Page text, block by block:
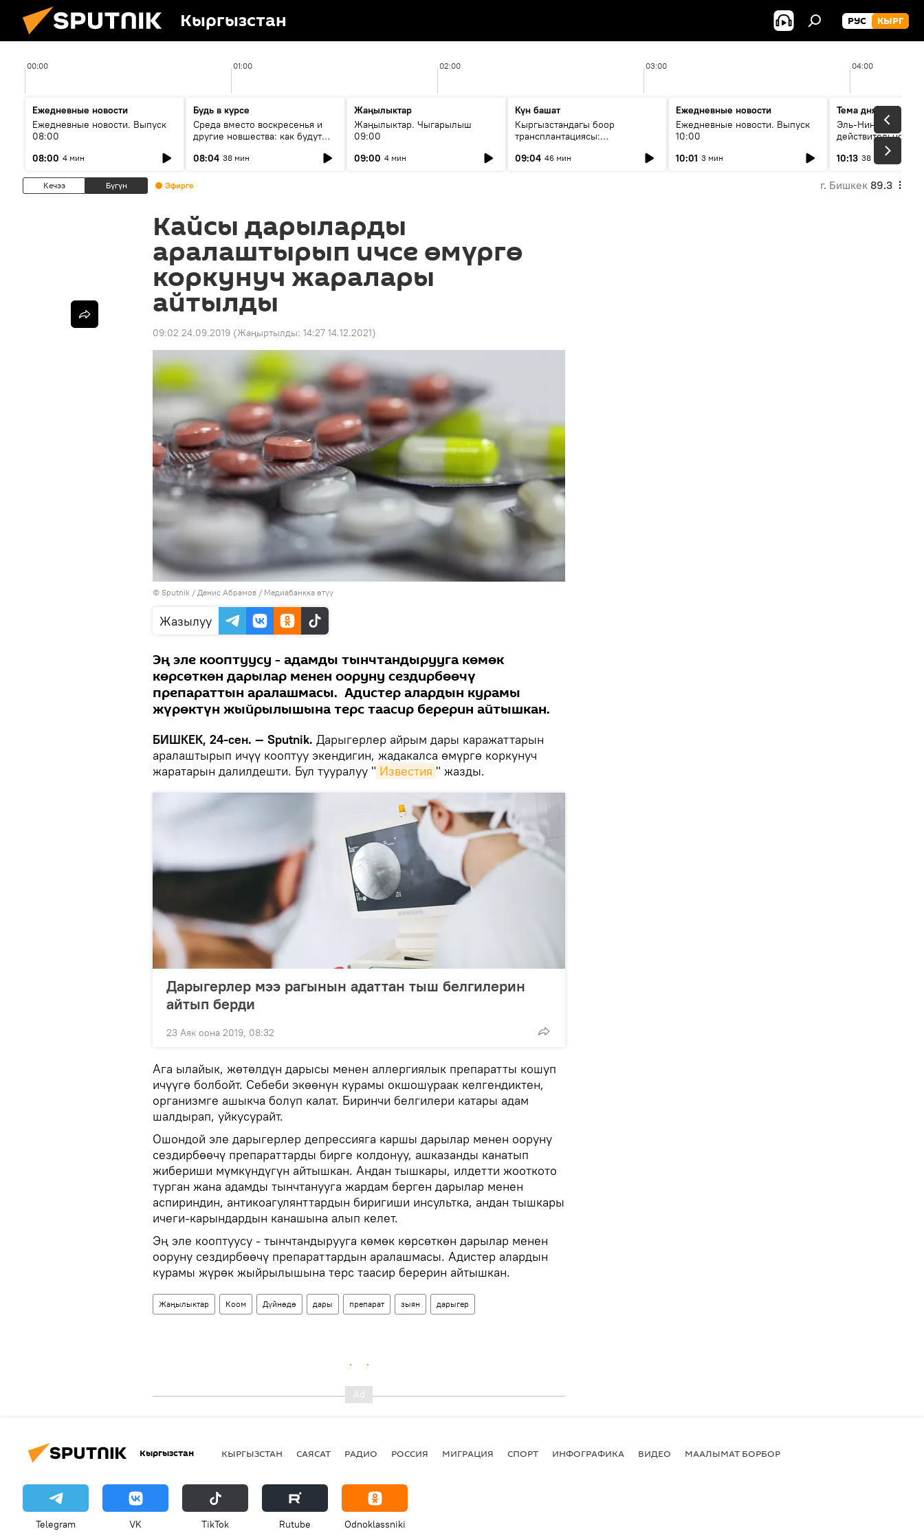
Кыргызстан РУС КЫРГ
00:00 01:00 02:00 03:00 04:00
Ежедневные новости
Ежедневные новости. Выпуск
08:00
08:00 4 мин
Будь в курсе
Среда вместо воскресенья и
другие новшества: как будут
08:04 38 мин
Жаңылыктар
Жаңылыктар. Чыгарылыш
09:00
09:00 4 мин
Күн башат
Кыргызстандагы боор
трансплантациясы:
келечеги
09:04 46 мин
Ежедневные новости
Ежедневные новости. Выпуск
10:00
10:01 3 мин
Тема дня
Эль-Ниньо, жара и
действительно
погоду в
10:13 38 мин
Кечээ Бүгүн Эфирге г. Бишкек 89.3
Кайсы дарыларды
аралаштырып ичсе өмүргө
коркунуч жаралары
айтылды
09:02 24.09.2019 (Жаңыртылды: 14:27 14.12.2021)
© Sputnik / Денис Абрамов / Медиабанкка өтүү
Жазылуу
Эң эле кооптуусу - адамды тынчтандырууга көмөк
көрсөткөн дарылар менен ооруну сездирбөөчү
препараттын аралашмасы. Адистер алардын курамы
жүрөктүн жыйрылышына терс таасир берерин айтышкан.
БИШКЕК, 24-сен. — Sputnik. Дарыгерлер айрым дары каражаттарын
аралаштырып ичүү кооптуу экендигин, жадакалса өмүргө коркунуч
жаратарын далилдешти. Бул тууралуу " Известия " жазды.
Дарыгерлер мээ рагынын адаттан тыш белгилерин
айтып берди
23 Аяк оона 2019, 08:32
Ага ылайык, жөтөлдүн дарысы менен аллергиялык препаратты кошуп
ичүүгө болбойт. Себеби экөөнүн курамы окшошураак келгендиктен,
организмге ашыкча болуп калат. Биринчи белгилери катары адам
шалдырап, уйкусурайт.
Ошондой эле дарыгерлер депрессияга каршы дарылар менен ооруну
сездирбөөчү препараттарды бирге колдонуу, ашказанды канатып
жибериши мүмкүндүгүн айтышкан. Андан тышкары, илдетти жооткото
турган жана адамды тынчтанууга жардам берген дарылар менен
аспириндин, антикоагулянттардын биригиши инсультка, андан тышкары
ичеги-карындардын канашына алып келет.
Эң эле кооптуусу - тынчтандырууга көмөк көрсөткөн дарылар менен
ооруну сездирбөөчү препараттардын аралашмасы. Адистер алардын
курамы жүрөк жыйрылышына терс таасир берерин айтышкан.
Жаңылыктар Коом Дүйнөдө дары препарат зыян дарыгер
Кыргызстан КЫРГЫЗСТАН САЯСАТ РАДИО РОССИЯ МИГРАЦИЯ СПОРТ ИНФОГРАФИКА ВИДЕО МААЛЫМАТ БОРБОР
Telegram VK ТikТоk Rutube Odnoklassniki